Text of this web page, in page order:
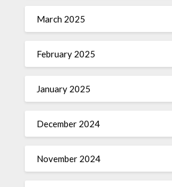
March 2025
February 2025
January 2025
December 2024
November 2024